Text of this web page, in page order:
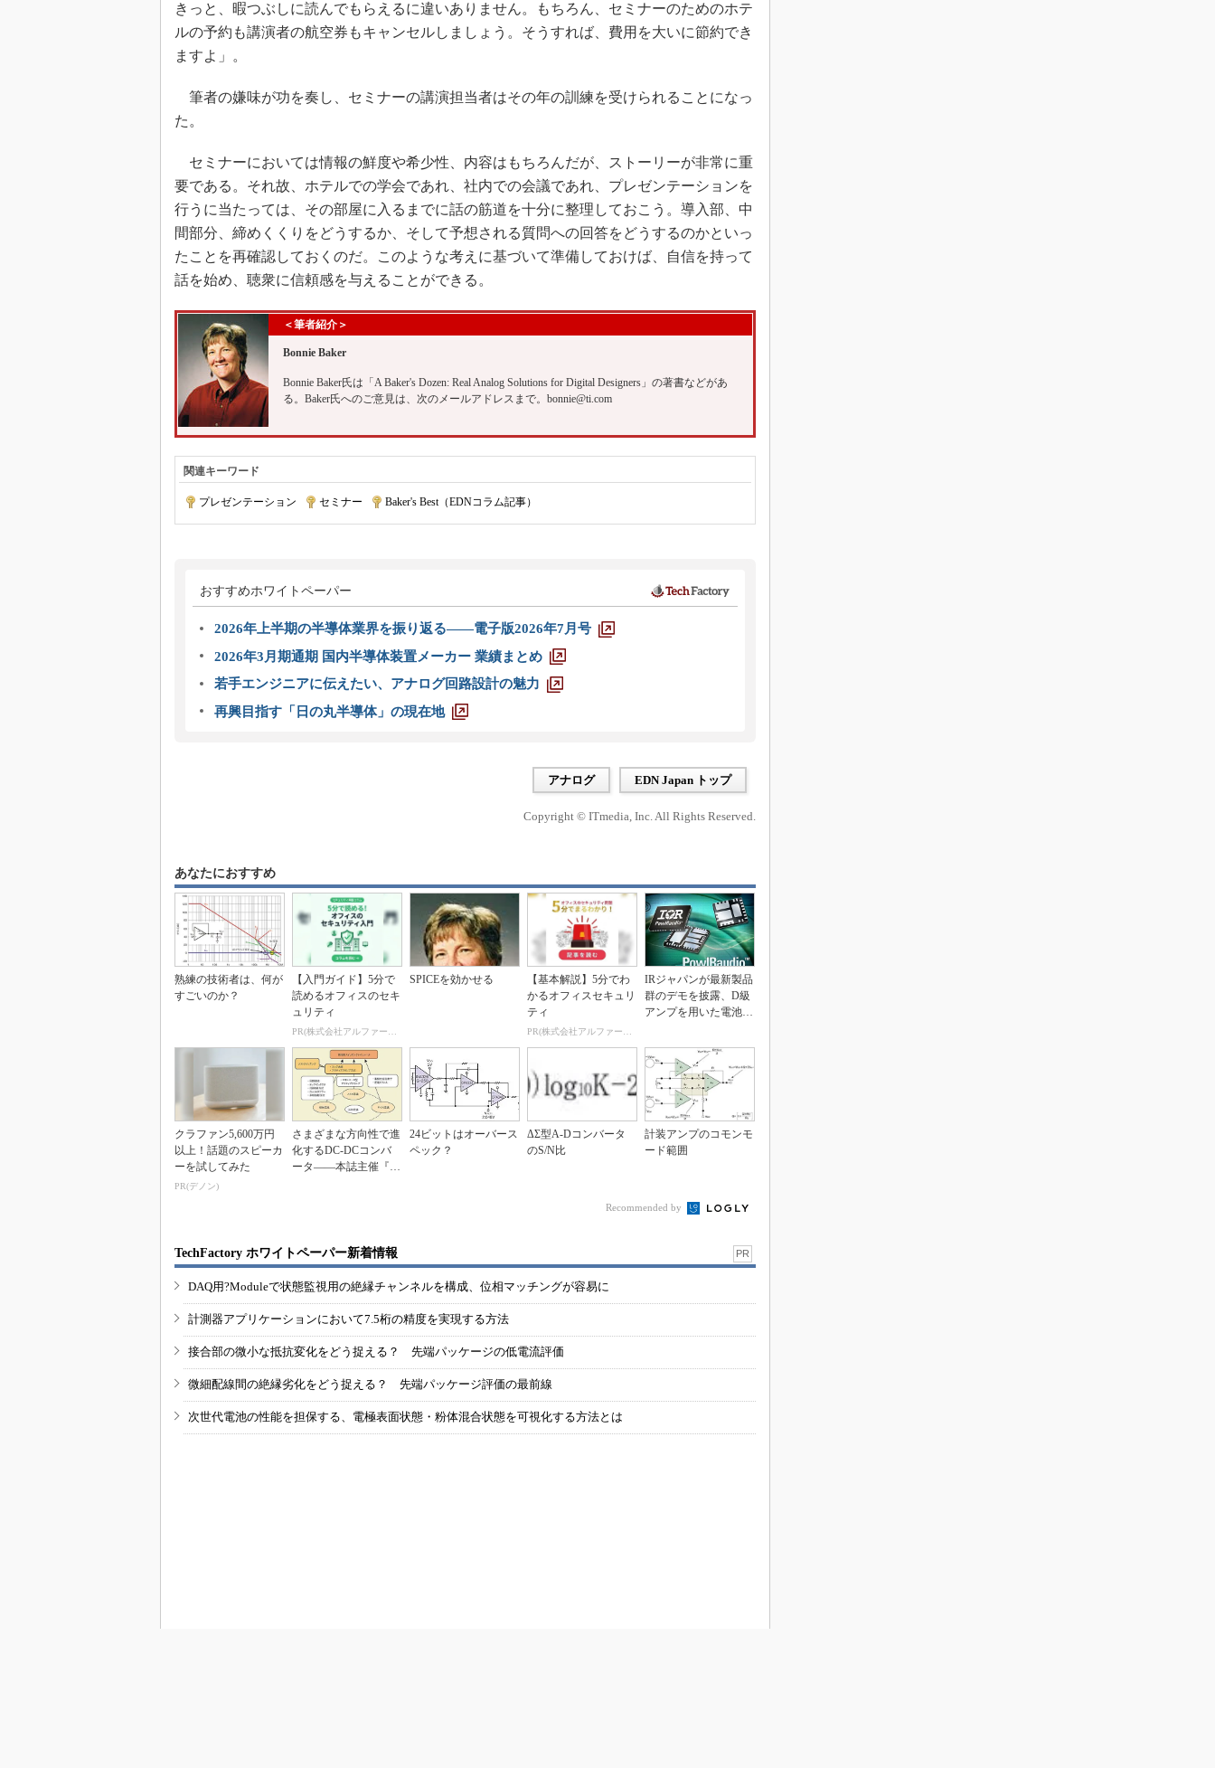
きっと、暇つぶしに読んでもらえるに違いありません。もちろん、セミナーのためのホテ
ルの予約も講演者の航空券もキャンセルしましょう。そうすれば、費用を大いに節約でき
ますよ」。
筆者の嫌味が功を奏し、セミナーの講演担当者はその年の訓練を受けられることになっ
た。
セミナーにおいては情報の鮮度や希少性、内容はもちろんだが、ストーリーが非常に重
要である。それ故、ホテルでの学会であれ、社内での会議であれ、プレゼンテーションを
行うに当たっては、その部屋に入るまでに話の筋道を十分に整理しておこう。導入部、中
間部分、締めくくりをどうするか、そして予想される質問への回答をどうするのかといっ
たことを再確認しておくのだ。このような考えに基づいて準備しておけば、自信を持って
話を始め、聴衆に信頼感を与えることができる。
＜筆者紹介＞
Bonnie Baker
Bonnie Baker氏は「A Baker's Dozen: Real Analog Solutions for Digital Designers」の著書などがあ
る。Baker氏へのご意見は、次のメールアドレスまで。bonnie@ti.com
関連キーワード
プレゼンテーション セミナー Baker's Best（EDNコラム記事）
おすすめホワイトペーパー
2026年上半期の半導体業界を振り返る――電子版2026年7月号
2026年3月期通期 国内半導体装置メーカー 業績まとめ
若手エンジニアに伝えたい、アナログ回路設計の魅力
再興目指す「日の丸半導体」の現在地
アナログ EDN Japan トップ
Copyright © ITmedia, Inc. All Rights Reserved.
あなたにおすすめ
熟練の技術者は、何が
すごいのか？
【入門ガイド】5分で
読めるオフィスのセキ
ュリティ
PR(株式会社アルファーテクノ)
SPICEを効かせる
【基本解説】5分でわ
かるオフィスセキュリ
ティ
PR(株式会社アルファーテクノ)
IRジャパンが最新製品
群のデモを披露、D級
アンプを用いた電池駆
クラファン5,600万円
以上！話題のスピーカ
ーを試してみた
PR(デノン)
さまざまな方向性で進
化するDC-DCコンバ
ータ――本誌主催『パ
24ビットはオーバース
ペック？
ΔΣ型A-Dコンバータ
のS/N比
計装アンプのコモンモ
ード範囲
Recommended by
TechFactory ホワイトペーパー新着情報 PR
DAQ用?Moduleで状態監視用の絶縁チャンネルを構成、位相マッチングが容易に
計測器アプリケーションにおいて7.5桁の精度を実現する方法
接合部の微小な抵抗変化をどう捉える？ 先端パッケージの低電流評価
微細配線間の絶縁劣化をどう捉える？ 先端パッケージ評価の最前線
次世代電池の性能を担保する、電極表面状態・粉体混合状態を可視化する方法とは